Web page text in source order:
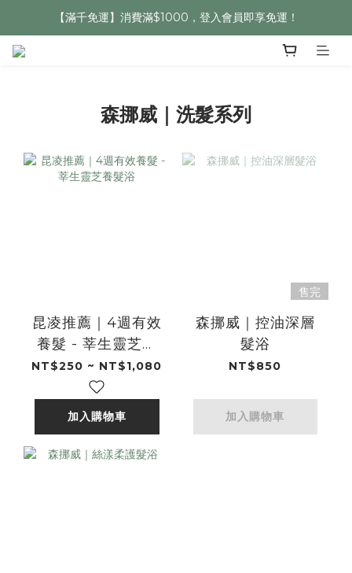
【滿千免運】消費滿$1000，登入會員即享免運！
森挪威｜洗髮系列
昆凌推薦｜4週有效
養髮 - 莘生靈芝養
髮浴
NT$250 ~ NT$1,080
加入購物車
售完
森挪威｜控油深層
髮浴
NT$850
加入購物車